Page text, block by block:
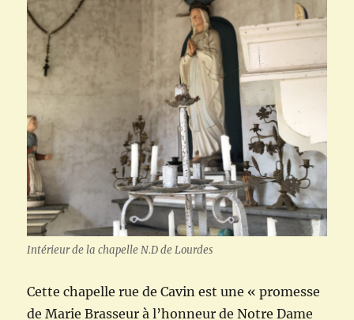
Intérieur de la chapelle N.D de Lourdes
Cette chapelle rue de Cavin est une « promesse
de Marie Brasseur à l’honneur de Notre Dame